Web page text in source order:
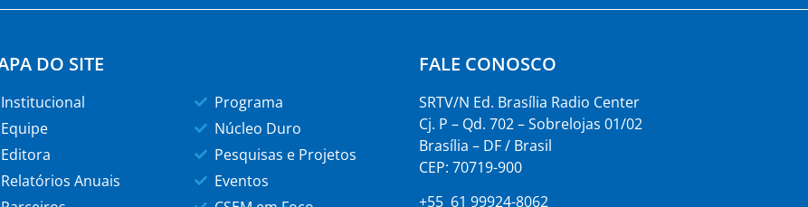
DO SITE
Institucional
Equipe
Editora
Relatórios Anuais
Programa
Núcleo Duro
Pesquisas e Projetos
Eventos
FALE CONOSCO
SRTV/N Ed. Brasília Radio Center
Cj. P – Qd. 702 – Sobrelojas 01/02
Brasília – DF / Brasil
CEP: 70719-900
+55 61 99924-8062